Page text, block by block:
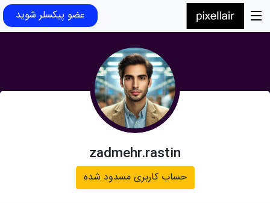
عضو پیکسلر شوید
zadmehr.rastin
حساب کاربری مسدود شده